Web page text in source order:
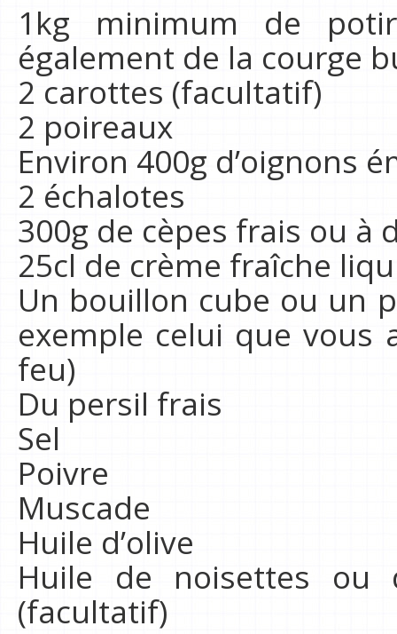
1kg minimum de
également de la courge
2 carottes (facultatif)
2 poireaux
Environ 400g d’oignons
2 échalotes
300g de cèpes frais ou à
25cl de crème fraîche
Un bouillon cube ou un
exemple celui que vous
feu)
Du persil frais
Sel
Poivre
Muscade
Huile d’olive
Huile de noisettes
(facultatif)